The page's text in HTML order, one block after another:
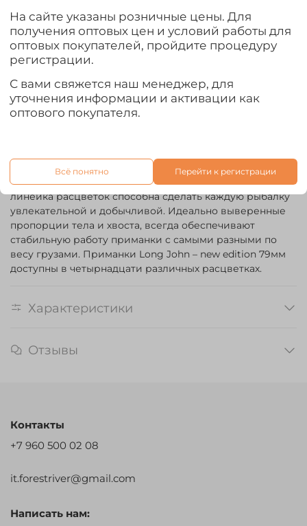
Вкус: макрель
Упаковка: 8шт
Long John – модель одного из самых популярных
виброхвостов в мире. Вытянутая форма тела придает
ему уникальный эффект «извивающейся» приманки. По
праву этот виброхвост известен как настоящий
«убийца» судака. Приманка Long John – new edition
формула аттрактанта со вкусом макрели, который
внедрен в состав материала приманки. Современная
линейка расцветок способна сделать каждую рыбалку
увлекательной и добычливой. Идеально выверенные
пропорции тела и хвоста, всегда обеспечивают
стабильную работу приманки с самыми разными по
весу грузами. Приманки Long John – new edition 79мм
доступны в четырнадцати различных расцветках.
Характеристики
Отзывы
Контакты
+7 960 500 02 08
it.forestriver@gmail.com
Написать нам:
На сайте указаны розничные цены. Для
получения оптовых цен и условий работы для
оптовых покупателей, пройдите процедуру
регистрации.
С вами свяжется наш менеджер, для
уточнения информации и активации как
оптового покупателя.
Всё понятно Перейти к регистрации